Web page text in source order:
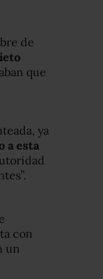
de
que
ya
a esta
con
un